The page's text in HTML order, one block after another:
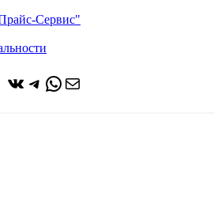
Сервис"
ВКонтакте
Telegram
WhatsApp
Почта